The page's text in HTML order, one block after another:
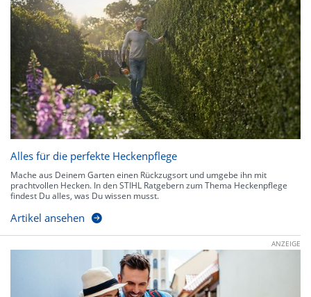
Alles für die perfekte Heckenpflege
Mache aus Deinem Garten einen Rückzugsort und umgebe ihn mit
prachtvollen Hecken. In den STIHL Ratgebern zum Thema Heckenpflege
findest Du alles, was Du wissen musst.
Artikel ansehen
ANZEIGE